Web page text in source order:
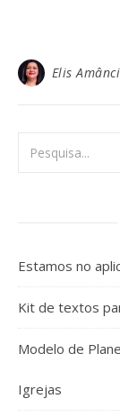
Elis
Estamos no
Kit de textos
Modelo de
Igrejas